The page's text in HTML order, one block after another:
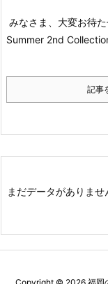
みなさま、大変お待た
Summer 2nd
記事
まだデータがありませ